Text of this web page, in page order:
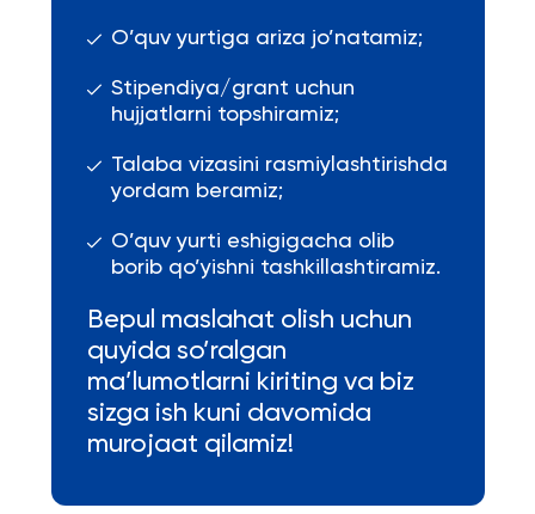
O’quv yurtiga ariza jo’natamiz;
Stipendiya/grant uchun
hujjatlarni topshiramiz;
Talaba vizasini rasmiylashtirishda
yordam beramiz;
O’quv yurti eshigigacha olib
borib qo’yishni tashkillashtiramiz.
Bepul maslahat olish uchun
quyida so’ralgan
ma’lumotlarni kiriting va biz
sizga ish kuni davomida
murojaat qilamiz!